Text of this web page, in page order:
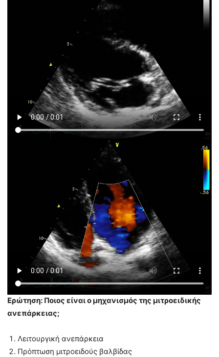
Ερώτηση: Ποιος είναι ο μηχανισμός της μιτροειδικής
ανεπάρκειας;
Λειτουργική ανεπάρκεια
Πρόπτωση μιτροειδούς βαλβίδας